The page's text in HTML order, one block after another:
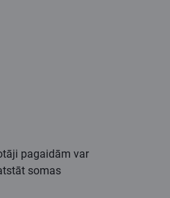
pagaidām var
somas